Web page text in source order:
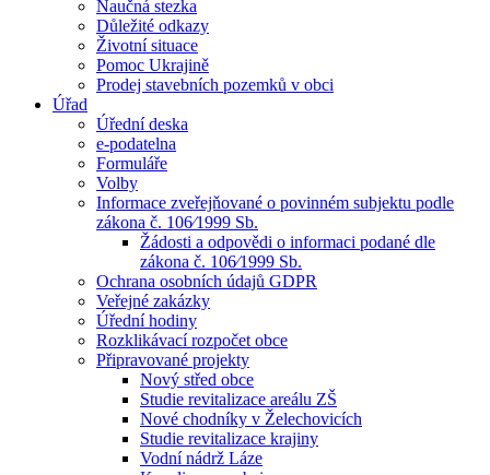
Naučná stezka
Důležité odkazy
Životní situace
Pomoc Ukrajině
Prodej stavebních pozemků v obci
Úřad
Úřední deska
e-podatelna
Formuláře
Volby
Informace zveřejňované o povinném subjektu podle
zákona č. 106⁄1999 Sb.
Žádosti a odpovědi o informaci podané dle
zákona č. 106⁄1999 Sb.
Ochrana osobních údajů GDPR
Veřejné zakázky
Úřední hodiny
Rozklikávací rozpočet obce
Připravované projekty
Nový střed obce
Studie revitalizace areálu ZŠ
Nové chodníky v Želechovicích
Studie revitalizace krajiny
Vodní nádrž Láze